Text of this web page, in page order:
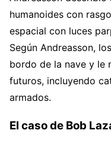
humanoides con
espacial con luces
Según Andreasson,
bordo de la nave y le
futuros, incluyendo
armados.
El caso de Bob